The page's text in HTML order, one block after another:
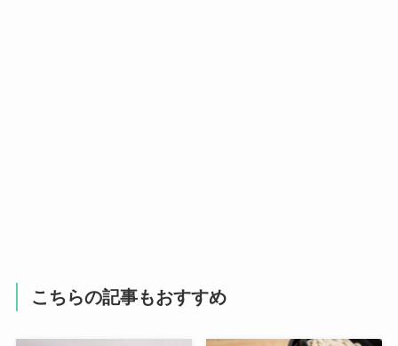
こちらの記事もおすすめ